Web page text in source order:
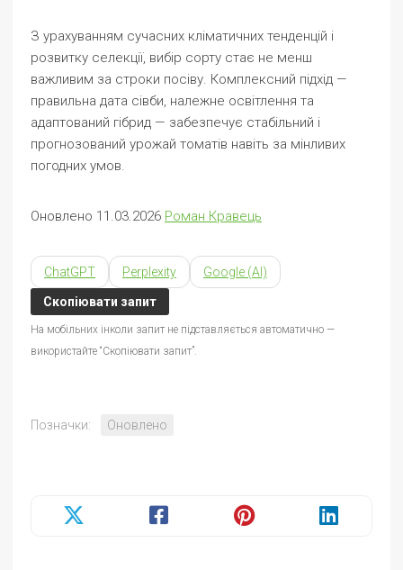
З урахуванням сучасних кліматичних тенденцій і
розвитку селекції, вибір сорту стає не менш
важливим за строки посіву. Комплексний підхід —
правильна дата сівби, належне освітлення та
адаптований гібрид — забезпечує стабільний і
прогнозований урожай томатів навіть за мінливих
погодних умов.
Оновлено 11.03.2026 Роман Кравець
ChatGPT Perplexity Google (AI)
Скопіювати запит
На мобільних інколи запит не підставляється автоматично —
використайте “Скопіювати запит”.
Позначки: Оновлено